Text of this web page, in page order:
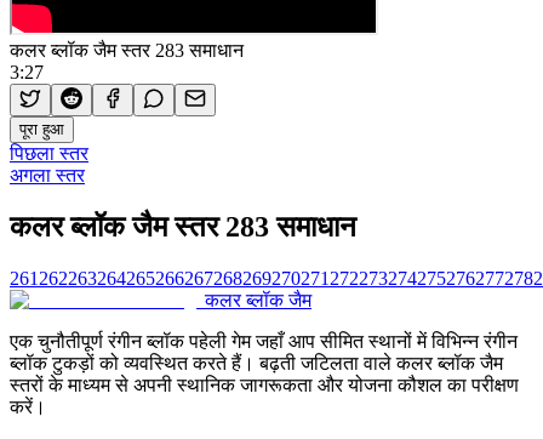
कलर ब्लॉक जैम स्तर 283 समाधान
3:27
पूरा हुआ
पिछला स्तर
अगला स्तर
कलर ब्लॉक जैम स्तर 283 समाधान
261 262263264265266267268269270271 272273274275276277278
कलर ब्लॉक जैम
एक चुनौतीपूर्ण रंगीन ब्लॉक पहेली गेम जहाँ आप सीमित स्थानों में विभिन्न रंगीन
ब्लॉक टुकड़ों को व्यवस्थित करते हैं। बढ़ती जटिलता वाले कलर ब्लॉक जैम
स्तरों के माध्यम से अपनी स्थानिक जागरूकता और योजना कौशल का परीक्षण
करें।